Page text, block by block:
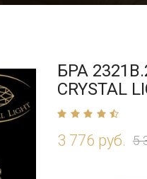
БРА
CRYSTAL
3 776 руб. 5